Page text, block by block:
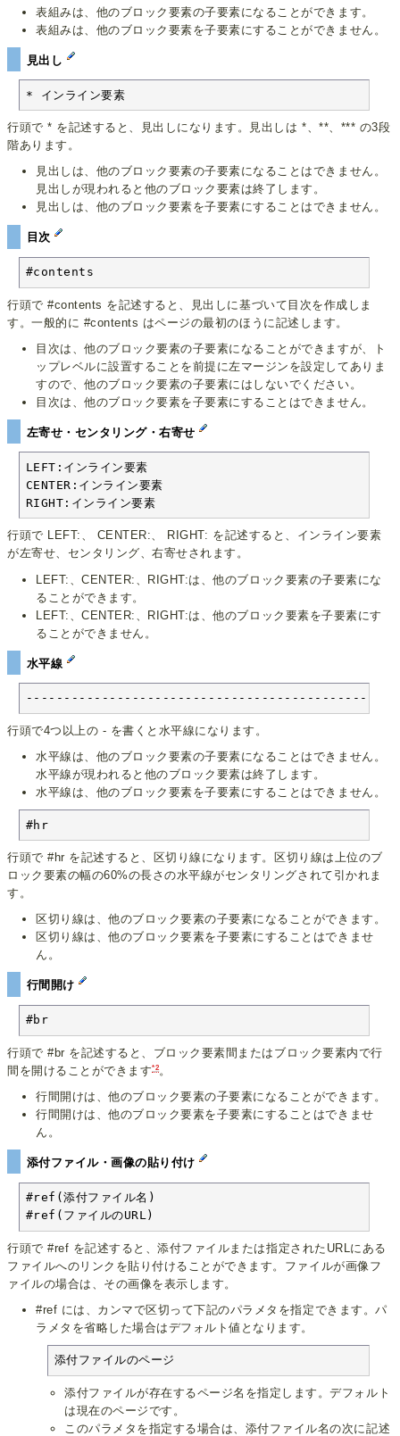
表組みは、他のブロック要素の子要素になることができます。
表組みは、他のブロック要素を子要素にすることができません。
見出し
* インライン要素
行頭で * を記述すると、見出しになります。見出しは *、**、*** の3段
階あります。
見出しは、他のブロック要素の子要素になることはできません。
見出しが現われると他のブロック要素は終了します。
見出しは、他のブロック要素を子要素にすることはできません。
目次
#contents
行頭で #contents を記述すると、見出しに基づいて目次を作成しま
す。一般的に #contents はページの最初のほうに記述します。
目次は、他のブロック要素の子要素になることができますが、ト
ップレベルに設置することを前提に左マージンを設定してありま
すので、他のブロック要素の子要素にはしないでください。
目次は、他のブロック要素を子要素にすることはできません。
左寄せ・センタリング・右寄せ
LEFT:インライン要素
CENTER:インライン要素
RIGHT:インライン要素
行頭で LEFT:、 CENTER:、 RIGHT: を記述すると、インライン要素
が左寄せ、センタリング、右寄せされます。
LEFT:、CENTER:、RIGHT:は、他のブロック要素の子要素にな
ることができます。
LEFT:、CENTER:、RIGHT:は、他のブロック要素を子要素にす
ることができません。
水平線
---------------------------------------------
行頭で4つ以上の - を書くと水平線になります。
水平線は、他のブロック要素の子要素になることはできません。
水平線が現われると他のブロック要素は終了します。
水平線は、他のブロック要素を子要素にすることはできません。
#hr
行頭で #hr を記述すると、区切り線になります。区切り線は上位のブ
ロック要素の幅の60%の長さの水平線がセンタリングされて引かれま
す。
区切り線は、他のブロック要素の子要素になることができます。
区切り線は、他のブロック要素を子要素にすることはできませ
ん。
行間開け
#br
行頭で #br を記述すると、ブロック要素間またはブロック要素内で行
間を開けることができます*2。
行間開けは、他のブロック要素の子要素になることができます。
行間開けは、他のブロック要素を子要素にすることはできませ
ん。
添付ファイル・画像の貼り付け
#ref(添付ファイル名)
#ref(ファイルのURL)
行頭で #ref を記述すると、添付ファイルまたは指定されたURLにある
ファイルへのリンクを貼り付けることができます。ファイルが画像フ
ァイルの場合は、その画像を表示します。
#ref には、カンマで区切って下記のパラメタを指定できます。パ
ラメタを省略した場合はデフォルト値となります。
添付ファイルのページ
添付ファイルが存在するページ名を指定します。デフォルト
は現在のページです。
このパラメタを指定する場合は、添付ファイル名の次に記述